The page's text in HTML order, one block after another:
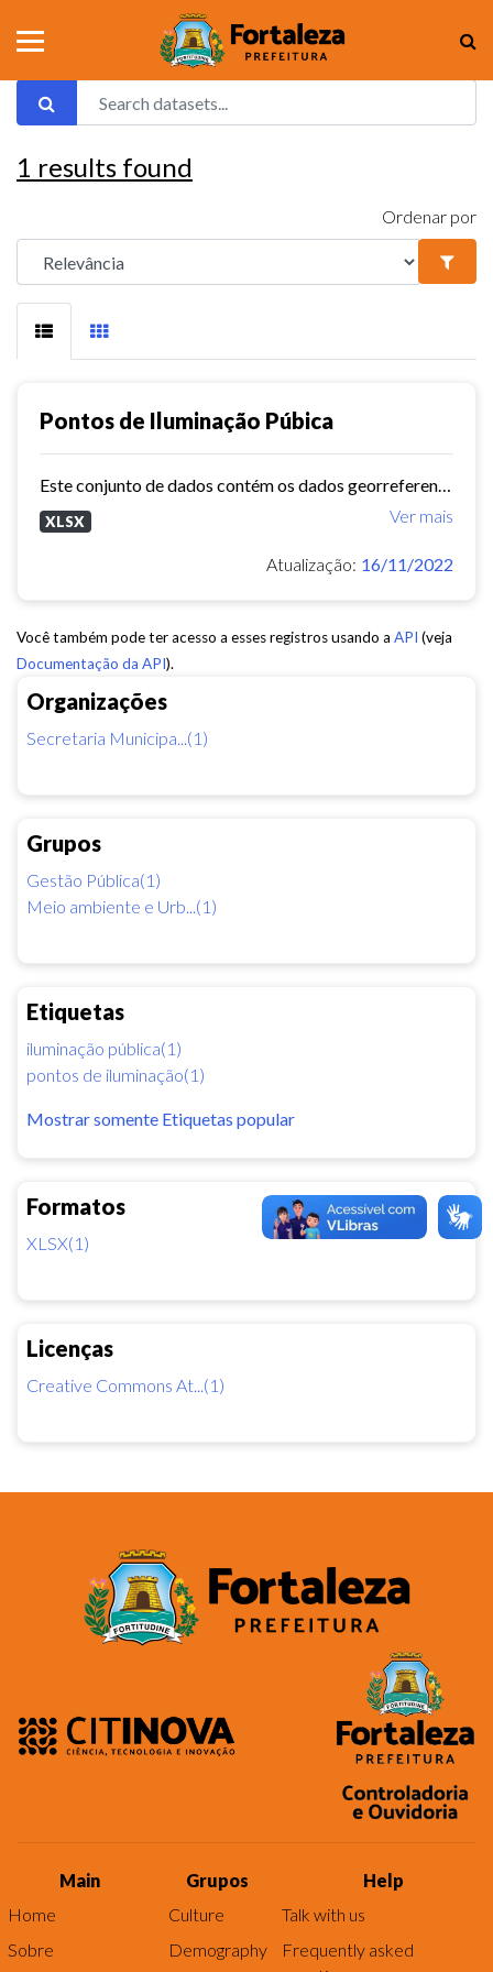
Organizações
Secretaria Municipa...(1)
Grupos
Gestão Pública(1)
Meio ambiente e Urb...(1)
Etiquetas
iluminação pública(1)
pontos de iluminação(1)
Mostrar somente Etiquetas popular
Formatos
XLSX(1)
Licenças
Creative Commons At...(1)
1 results found
Ordenar por
Pontos de Iluminação Púbica
Ver mais
XLSX
Atualização: 16/11/2022
Você também pode ter acesso a esses registros usando a API (veja
Documentação da API).
Main
Home
Sobre
Grupos
Culture
Demography
Help
Talk with us
Frequently asked